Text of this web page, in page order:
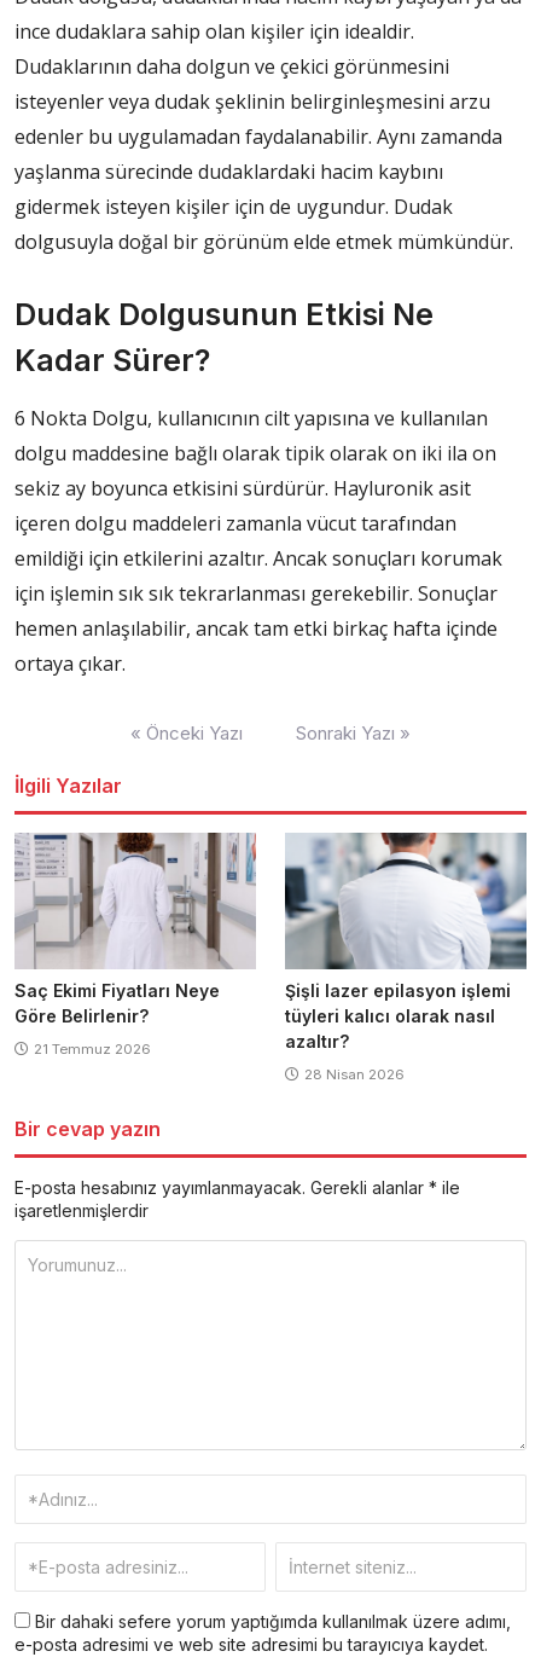
ince dudaklara sahip olan kişiler için idealdir.
Dudaklarının daha dolgun ve çekici görünmesini
isteyenler veya dudak şeklinin belirginleşmesini arzu
edenler bu uygulamadan faydalanabilir. Aynı zamanda
yaşlanma sürecinde dudaklardaki hacim kaybını
gidermek isteyen kişiler için de uygundur. Dudak
dolgusuyla doğal bir görünüm elde etmek mümkündür.
Dudak Dolgusunun Etkisi Ne
Kadar Sürer?
6 Nokta Dolgu, kullanıcının cilt yapısına ve kullanılan
dolgu maddesine bağlı olarak tipik olarak on iki ila on
sekiz ay boyunca etkisini sürdürür. Hayluronik asit
içeren dolgu maddeleri zamanla vücut tarafından
emildiği için etkilerini azaltır. Ancak sonuçları korumak
için işlemin sık sık tekrarlanması gerekebilir. Sonuçlar
hemen anlaşılabilir, ancak tam etki birkaç hafta içinde
ortaya çıkar.
« Önceki Yazı Sonraki Yazı »
İlgili Yazılar
Saç Ekimi Fiyatları Neye
Göre Belirlenir?
21 Temmuz 2026
Şişli lazer epilasyon işlemi
tüyleri kalıcı olarak nasıl
azaltır?
28 Nisan 2026
Bir cevap yazın
E-posta hesabınız yayımlanmayacak. Gerekli alanlar * ile
işaretlenmişlerdir
Bir dahaki sefere yorum yaptığımda kullanılmak üzere adımı,
e-posta adresimi ve web site adresimi bu tarayıcıya kaydet.